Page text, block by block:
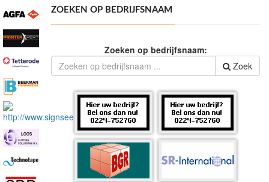
ZOEKEN OP BEDRIJFSNAAM
Zoeken op bedrijfsnaam:
Zoek